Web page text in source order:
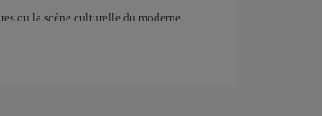
ou la scène culturelle du moderne